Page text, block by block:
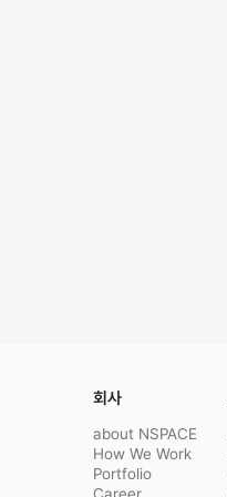
회사
about NSPACE
How We Work
Portfolio